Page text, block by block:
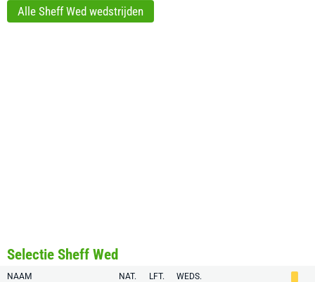
Alle Sheff Wed wedstrijden
Selectie Sheff Wed
NAAM NAT. LFT. WEDS.